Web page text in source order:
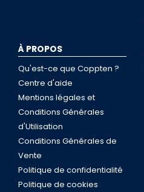
À PROPOS
Qu'est-ce que Coppten ?
Centre d'aide
Mentions légales et
Conditions Générales
d'Utilisation
Conditions Générales de
Vente
Politique de confidentialité
Politique de cookies